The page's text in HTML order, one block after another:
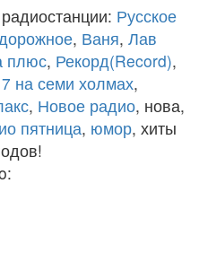
Русское
, Ваня, Лав
плюс, Рекорд(Record),
7 на семи холмах,
, Новое радио, нова,
пятница, юмор, хиты